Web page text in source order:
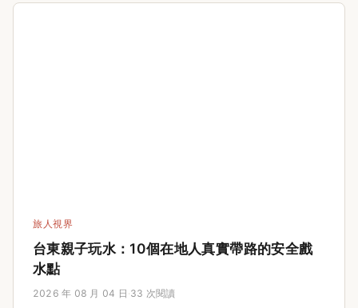
旅人視界
台東親子玩水：10個在地人真實帶路的安全戲
水點
2026 年 08 月 04 日 ·33 次閱讀